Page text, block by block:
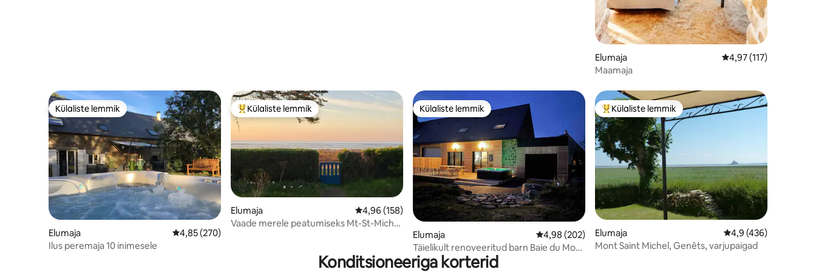
Elumaja Keskmine hinnang
4,97 (117)
Maamaja
Külaliste lemmik
Külaliste lemmik
Elumaja Keskmine hinnang 4,85/5, 270 hinnangut
4,85 (270)
Ilus peremaja 10 inimesele
Külaliste suur lemmik
Külaliste lemmik
Elumaja Keskmine hinnang 4,96/5, 158 hinnangut
4,96 (158)
Vaade merele peatumiseks Mt-St-Michel
Külaliste lemmik
Külaliste lemmik
Elumaja Keskmine hinnang 4,98/5, 202 hinnangut
4,98 (202)
Täielikult renoveeritud barn Baie du Mont
St Michel
Külaliste suur lemmik
Külaliste lemmik
Elumaja Keskmine hinnang
4,9 (436)
Mont Saint Michel, Genêts, varjupaigad
Konditsioneeriga korterid